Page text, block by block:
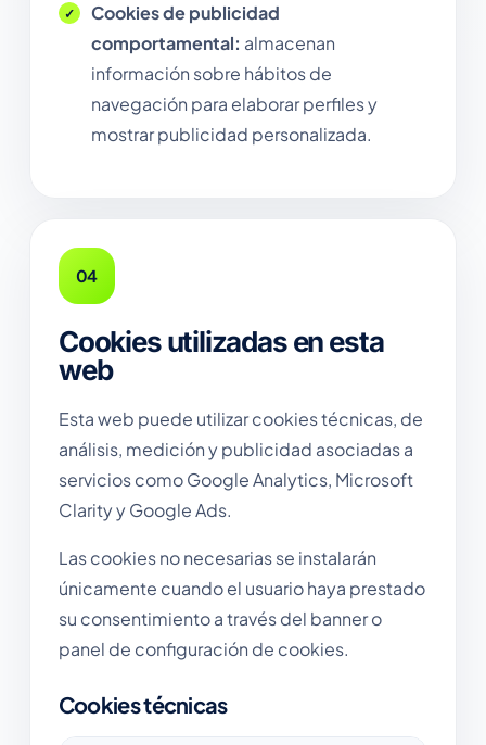
Cookies de publicidad
comportamental: almacenan
información sobre hábitos de
navegación para elaborar perfiles y
mostrar publicidad personalizada.
04
Cookies utilizadas en esta
web
Esta web puede utilizar cookies técnicas, de
análisis, medición y publicidad asociadas a
servicios como Google Analytics, Microsoft
Clarity y Google Ads.
Las cookies no necesarias se instalarán
únicamente cuando el usuario haya prestado
su consentimiento a través del banner o
panel de configuración de cookies.
Cookies técnicas